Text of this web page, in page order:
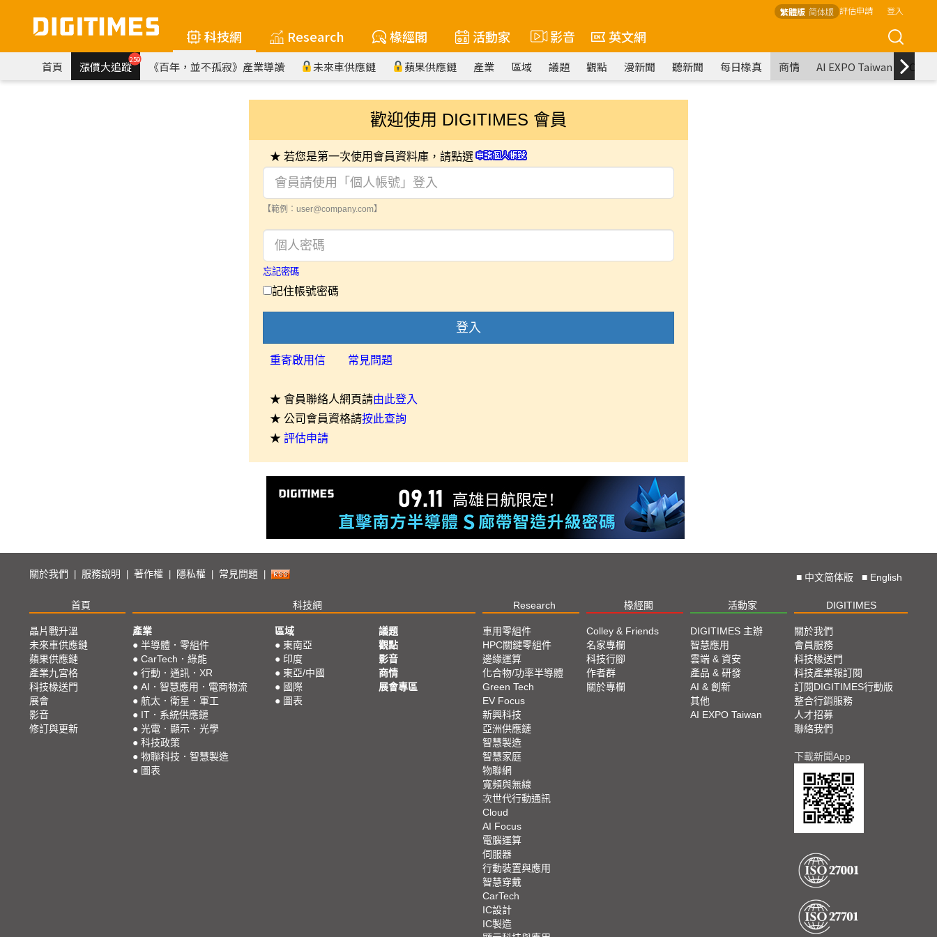
繁體版 简体版 評估申請 登入
科技網 Research 椽經閣 活動家 影音 英文網
首頁 漲價大追蹤259 《百年，並不孤寂》產業導讀 未來車供應鏈 蘋果供應鏈 產業 區域 議題 觀點 漫新聞 聽新聞 每日椽真 商情 AI EXPO Taiwan
歡迎使用 DIGITIMES 會員
★ 若您是第一次使用會員資料庫，請點選
【範例：user@company.com】
忘記密碼
記住帳號密碼
登入
重寄啟用信 常見問題
★ 會員聯絡人網頁請由此登入
★ 公司會員資格請按此查詢
★ 評估申請
關於我們 服務說明 著作權 隱私權 常見問題 ■ 中文简体版 ■ English
首頁 科技網 Research 椽經閣 活動家 DIGITIMES
晶片戰升溫
未來車供應鏈
蘋果供應鏈
產業九宮格
科技椽送門
展會
影音
修訂與更新
產業
● 半導體．零組件
● CarTech．綠能
● 行動．通訊．XR
● AI．智慧應用．電商物流
● 航太．衛星．軍工
● IT．系統供應鏈
● 光電．顯示．光學
● 科技政策
● 物聯科技．智慧製造
● 圖表
區域
● 東南亞
● 印度
● 東亞/中國
● 國際
● 圖表
議題
觀點
影音
商情
展會專區
車用零組件
HPC關鍵零組件
邊緣運算
化合物/功率半導體
Green Tech
EV Focus
新興科技
亞洲供應鏈
智慧製造
智慧家庭
物聯網
寬頻與無線
次世代行動通訊
Cloud
AI Focus
電腦運算
伺服器
行動裝置與應用
智慧穿戴
CarTech
IC設計
IC製造
Colley & Friends
名家專欄
科技行腳
作者群
關於專欄
DIGITIMES 主辦
智慧應用
雲端 & 資安
產品 & 研發
AI & 創新
其他
AI EXPO Taiwan
關於我們
會員服務
科技椽送門
科技產業報訂閱
訂閱DIGITIMES行動版
整合行銷服務
人才招募
聯絡我們
下載新聞App